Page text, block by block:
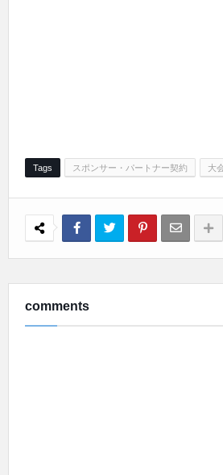
Tags スポンサー・パートナー契約 大
comments